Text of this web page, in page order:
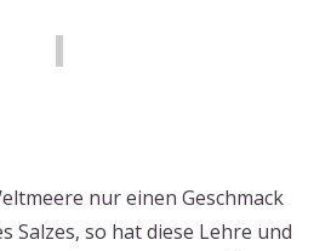
nur einen Geschmack
Salzes, so hat diese Lehre und